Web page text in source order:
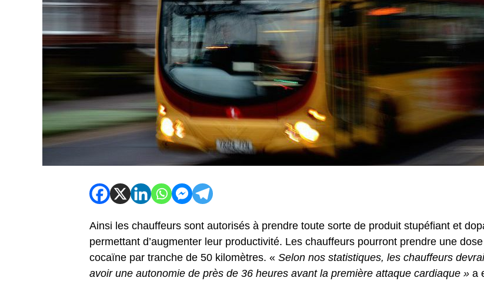
Ainsi les chauffeurs sont autorisés à prendre toute sorte de produit stupéfiant et
permettant d’augmenter leur productivité. Les chauffeurs pourront prendre une
cocaïne par tranche de 50 kilomètres. « Selon nos statistiques, les chauffeurs
avoir une autonomie de près de 36 heures avant la première attaque cardiaque » a